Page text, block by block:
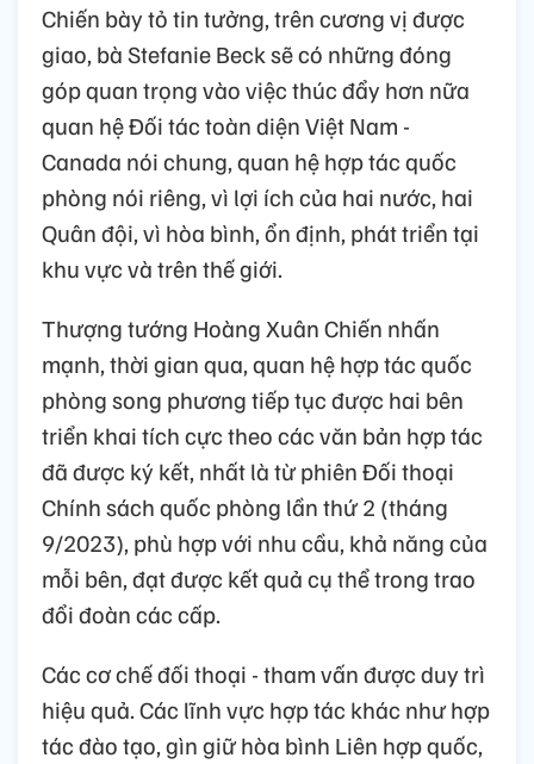
Chiến bày tỏ tin tưởng, trên cương vị được
giao, bà Stefanie Beck sẽ có những đóng
góp quan trọng vào việc thúc đẩy hơn nữa
quan hệ Đối tác toàn diện Việt Nam -
Canada nói chung, quan hệ hợp tác quốc
phòng nói riêng, vì lợi ích của hai nước, hai
Quân đội, vì hòa bình, ổn định, phát triển tại
khu vực và trên thế giới.
Thượng tướng Hoàng Xuân Chiến nhấn
mạnh, thời gian qua, quan hệ hợp tác quốc
phòng song phương tiếp tục được hai bên
triển khai tích cực theo các văn bản hợp tác
đã được ký kết, nhất là từ phiên Đối thoại
Chính sách quốc phòng lần thứ 2 (tháng
9/2023), phù hợp với nhu cầu, khả năng của
mỗi bên, đạt được kết quả cụ thể trong trao
đổi đoàn các cấp.
Các cơ chế đối thoại - tham vấn được duy trì
hiệu quả. Các lĩnh vực hợp tác khác như hợp
tác đào tạo, gìn giữ hòa bình Liên hợp quốc,